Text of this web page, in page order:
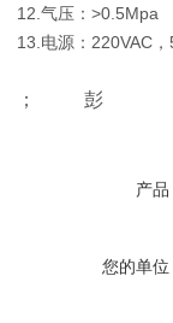
12.气压：>0.5Mpa
13.电源：220VAC
； 彭
产品
您的单位